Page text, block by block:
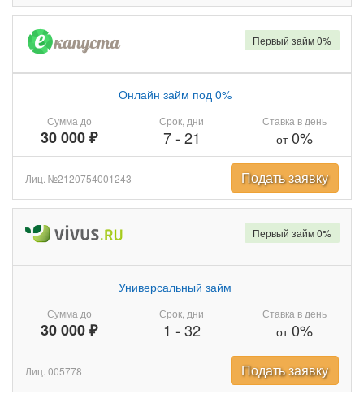
Сумма до
30 000 ₽
Онлайн займ под 0%
Срок, дни
7- 21
Ставка в день
от0%
Первый займ 0%
Лиц. №2120754001243 Подать заявку
Сумма до
30 000 ₽
Универсальный займ
Срок, дни
1 - 32
Ставка в день
от0%
Первый займ 0%
Лиц. 005778 Подать заявку